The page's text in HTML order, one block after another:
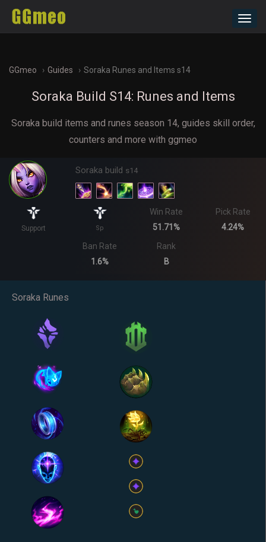
GGmeo Guides Soraka Runes and Items s14
Soraka Build S14: Runes and Items
Soraka build items and runes season 14, guides skill order,
counters and more with ggmeo
Soraka build s14
Support Sp
Win Rate
51.71%
Pick Rate
4.24%
Ban Rate
1.6%
Rank
B
Soraka Runes